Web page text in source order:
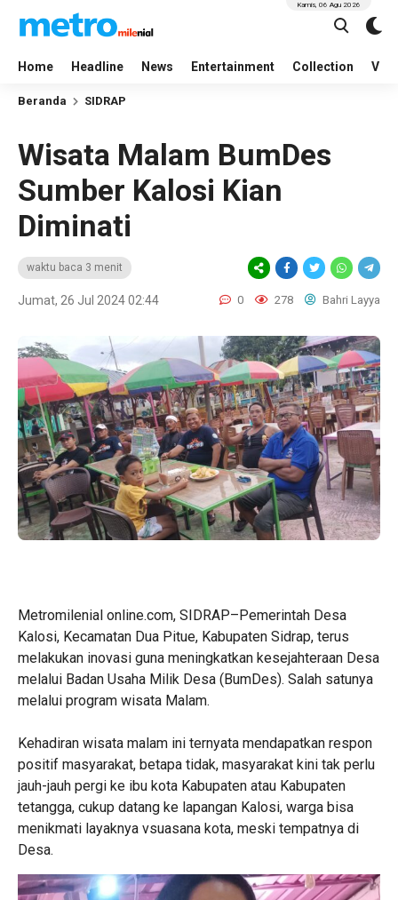
Home Headline News Entertainment Collection
Kamis, 06 Agu 2026
Beranda SIDRAP
Wisata Malam BumDes
Sumber Kalosi Kian
Diminati
waktu baca 3 menit
Jumat, 26 Jul 2024 02:44 0 278 Bahri Layya
Metromilenial online.com, SIDRAP–Pemerintah Desa
Kalosi, Kecamatan Dua Pitue, Kabupaten Sidrap, terus
melakukan inovasi guna meningkatkan kesejahteraan Desa
melalui Badan Usaha Milik Desa (BumDes). Salah satunya
melalui program wisata Malam.
Kehadiran wisata malam ini ternyata mendapatkan respon
positif masyarakat, betapa tidak, masyarakat kini tak perlu
jauh-jauh pergi ke ibu kota Kabupaten atau Kabupaten
tetangga, cukup datang ke lapangan Kalosi, warga bisa
menikmati layaknya vsuasana kota, meski tempatnya di
Desa.